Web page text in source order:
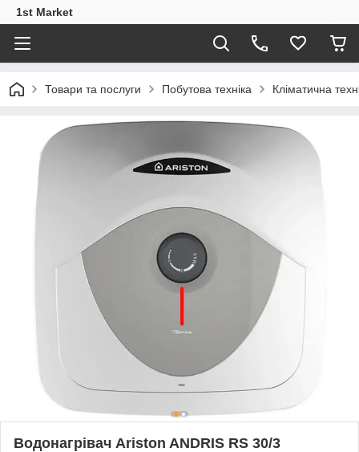
1st Market
Товари та послуги Побутова техніка Кліматична
Водонагрівач Ariston ANDRIS RS 30/3